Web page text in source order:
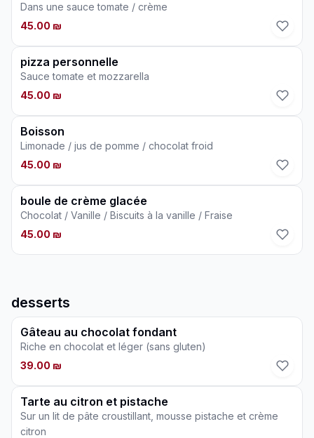
Dans une sauce tomate / crème
45.00 ₪
pizza personnelle
Sauce tomate et mozzarella
45.00 ₪
Boisson
Limonade / jus de pomme / chocolat froid
45.00 ₪
boule de crème glacée
Chocolat / Vanille / Biscuits à la vanille / Fraise
45.00 ₪
desserts
Gâteau au chocolat fondant
Riche en chocolat et léger (sans gluten)
39.00 ₪
Tarte au citron et pistache
Sur un lit de pâte croustillant, mousse pistache et crème
citron